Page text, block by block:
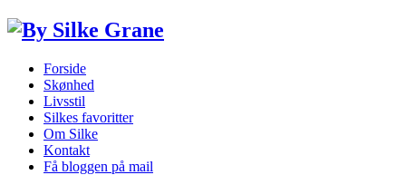
Forside
Skønhed
Livsstil
Silkes favoritter
Om Silke
Kontakt
Få bloggen på mail